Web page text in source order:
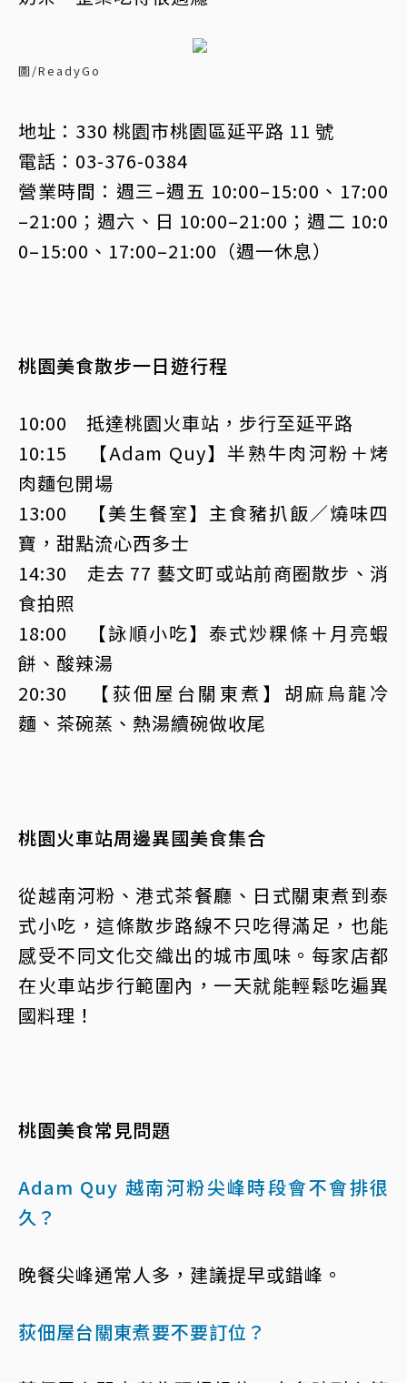
圖/ReadyGo
地址：330 桃園市桃園區延平路 11 號
電話：03-376-0384
營業時間：週三–週五 10:00–15:00、17:00
–21:00；週六、日 10:00–21:00；週二 10:0
0–15:00、17:00–21:00（週一休息）
桃園美食散步一日遊行程
10:00 抵達桃園火車站，步行至延平路
10:15 【Adam Quy】半熟牛肉河粉＋烤
肉麵包開場
13:00 【美生餐室】主食豬扒飯／燒味四
寶，甜點流心西多士
14:30 走去 77 藝文町或站前商圈散步、消
食拍照
18:00 【詠順小吃】泰式炒粿條＋月亮蝦
餅、酸辣湯
20:30 【荻佃屋台關東煮】胡麻烏龍冷
麵、茶碗蒸、熱湯續碗做收尾
桃園火車站周邊異國美食集合
從越南河粉、港式茶餐廳、日式關東煮到泰
式小吃，這條散步路線不只吃得滿足，也能
感受不同文化交織出的城市風味。每家店都
在火車站步行範圍內，一天就能輕鬆吃遍異
國料理！
桃園美食常見問題
Adam Quy 越南河粉尖峰時段會不會排很
久？
晚餐尖峰通常人多，建議提早或錯峰。
荻佃屋台關東煮要不要訂位？